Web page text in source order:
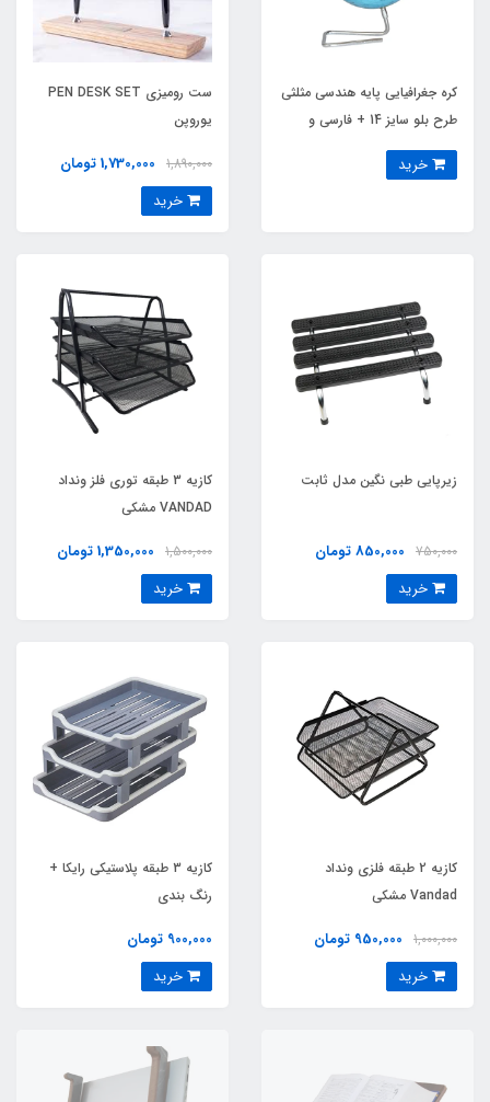
کره جغرافیایی پایه هندسی مثلثی
طرح بلو سایز 14 + فارسی و
لاتین
ست رومیزی PEN DESK SET
یوروپن
1,890,000 1,730,000 تومان
زیرپایی طبی نگین مدل ثابت
750,000 850,000 تومان
کازیه 3 طبقه توری فلز ونداد
VANDAD مشکی
1,500,000 1,350,000 تومان
کازیه 2 طبقه فلزی ونداد
Vandad مشکی
1,000,000 950,000 تومان
کازیه 3 طبقه پلاستیکی رایکا +
رنگ بندی
900,000 تومان